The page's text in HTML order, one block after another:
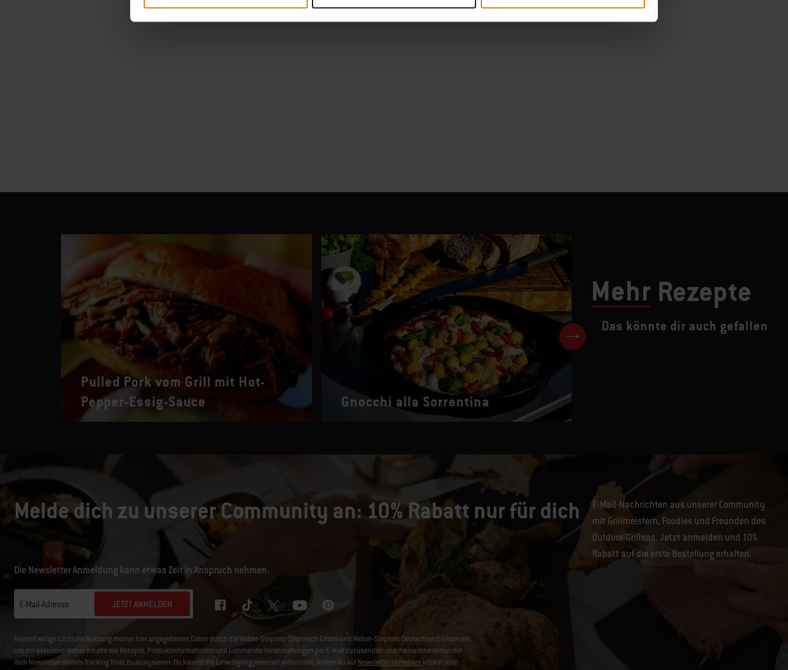
Mehr Rezepte
Das könnte dir auch gefallen
Pulled Pork vom Grill mit Hot-
Pepper-Essig-Sauce
Gnocchi alla Sorrentina
Melde dich zu unserer Community an: 10% Rabatt nur für dich
E-Mail-Nachrichten aus unserer Community
mit Grillmeistern, Foodies und Freunden des
Outdoor-Grillens. Jetzt anmelden und 10%
Rabatt auf die erste Bestellung erhalten.
Die Newsletter Anmeldung kann etwas Zeit in Anspruch nehmen.
E-Mail-Adresse JETZT ANMELDEN
Hiermit willige ich in die Nutzung meiner hier angegebenen Daten durch die Weber-Stephen Österreich GmbH und Weber-Stephen Deutschland GmbH ein,
um mir exklusive Weber Inhalte wie Rezepte, Produktinformationen und kommende Veranstaltungen per E-Mail zuzusenden und meine Interaktion mit
dem Newsletter mittels Tracking Tools zu analysieren. Du kannst die Einwilligung jederzeit widerrufen, indem du aufNewsletter abmelden klickst oder